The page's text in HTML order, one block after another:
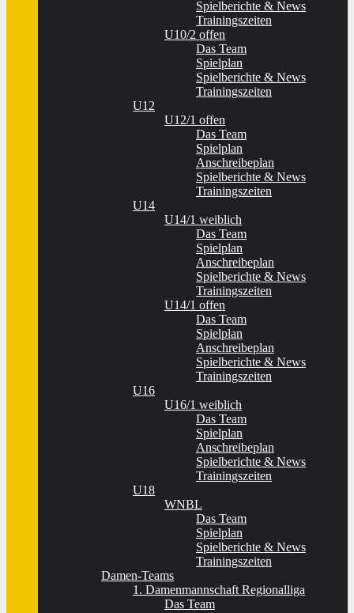
Spielberichte & News
Trainingszeiten
U10/2 offen
Das Team
Spielplan
Spielberichte & News
Trainingszeiten
U12
U12/1 offen
Das Team
Spielplan
Anschreibeplan
Spielberichte & News
Trainingszeiten
U14
U14/1 weiblich
Das Team
Spielplan
Anschreibeplan
Spielberichte & News
Trainingszeiten
U14/1 offen
Das Team
Spielplan
Anschreibeplan
Spielberichte & News
Trainingszeiten
U16
U16/1 weiblich
Das Team
Spielplan
Anschreibeplan
Spielberichte & News
Trainingszeiten
U18
WNBL
Das Team
Spielplan
Spielberichte & News
Trainingszeiten
Damen-Teams
1. Damenmannschaft Regionalliga
Das Team